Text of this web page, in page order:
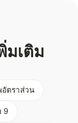
มเติม
ตราส่วน
9